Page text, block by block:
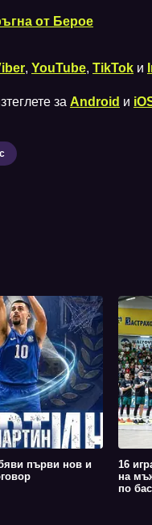
от Берое
, YouTube, TikTok и
за Android и
първи нов и
16
на
по